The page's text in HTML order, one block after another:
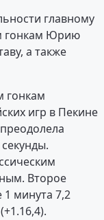
главному
гонкам Юрию
а также
гонкам
игр в Пекине
Второе
минута 7,2